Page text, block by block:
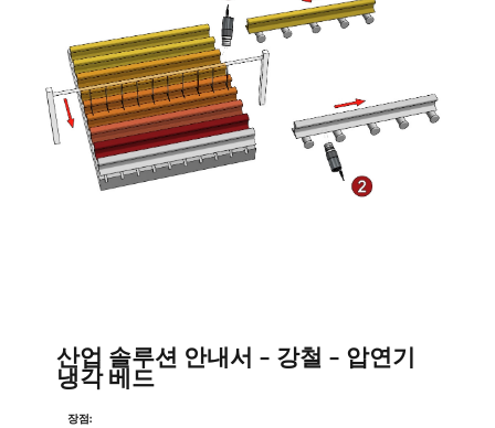
산업 솔루션 안내서 - 강철 - 압연기
냉각 베드
장점: